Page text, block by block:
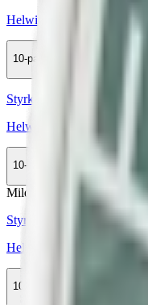
Helwit Mocha Extra Strong
10-pack
Styrka Normal · Slim
Helwit Liquorice 4
10-pack
Mild
Styrka Mild · Slim
Helwit Mint 2
10-pack